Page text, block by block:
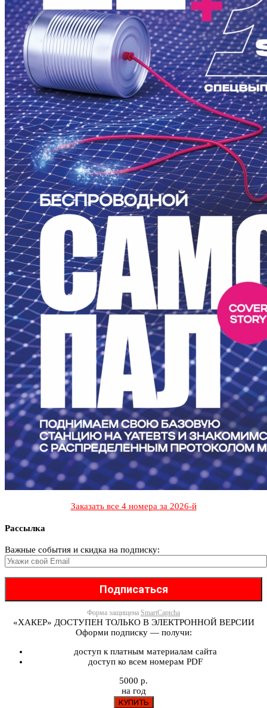
Заказать все 4 номера за 2026-й
Рассылка
Важные события и скидка на подписку:
Форма защищена SmartCaptcha
«ХАКЕР» ДОСТУПЕН ТОЛЬКО В ЭЛЕКТРОННОЙ ВЕРСИИ
Оформи подписку — получи:
доступ к платным материалам сайта
доступ ко всем номерам PDF
5000 р.
на год